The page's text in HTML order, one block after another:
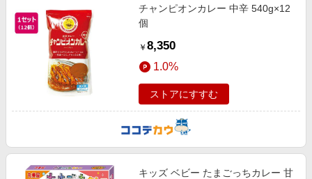
チャンピオンカレー 中辛 540g×12
個
￥ 8,350
1.0%
ストアにすすむ
キッズ ベビー たまごっちカレー 甘